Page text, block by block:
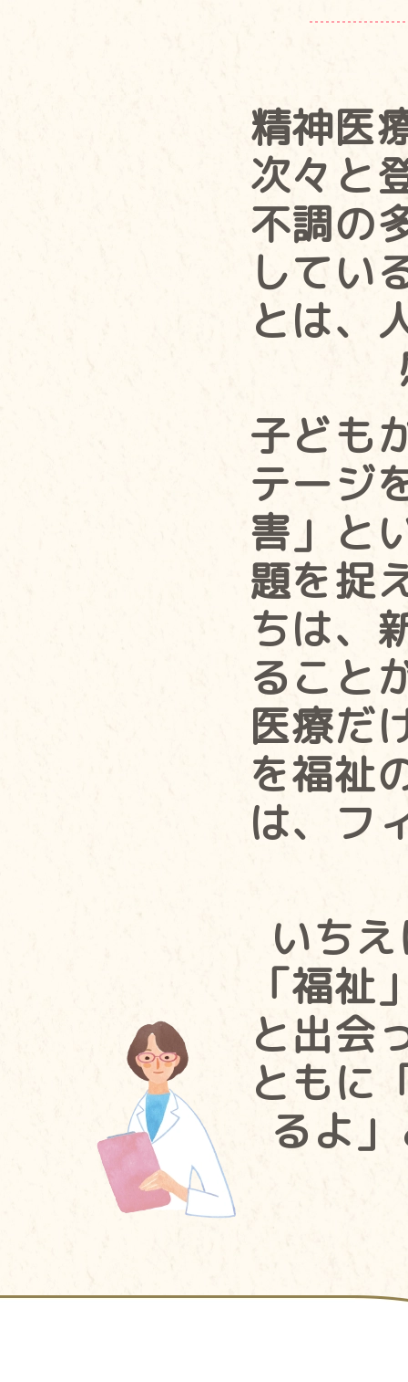
精神医
次々と
不調の
してい
とは、
子ども
テージ
害」と
題を捉
ちは、
ること
医療だ
を福祉
は、フ
いち
「福祉
と出会
ともに
るよ